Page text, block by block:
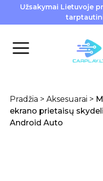
Užsakymai Lietuvoje
Pradžia > Aksesuarai >
ekrano prietaisų
Android Auto